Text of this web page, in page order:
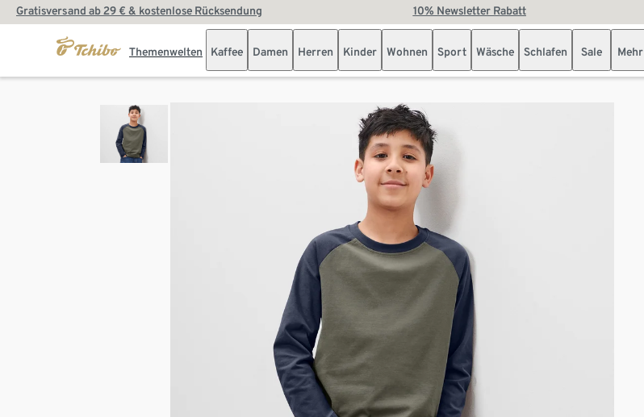
Gratisversand ab 29 € & kostenlose Rücksendung 10% Newsletter Rabatt
Themenwelten Kaffee Damen Herren Kinder Wohnen Sport Wäsche Schlafen Sale Mehr